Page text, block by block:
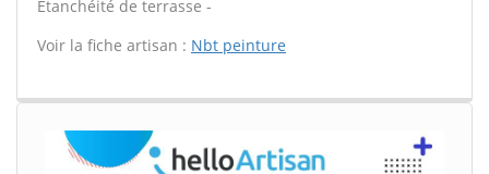
Étanchéité de terrasse -
Voir la fiche artisan : Nbt peinture